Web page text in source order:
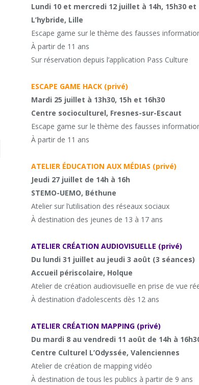
Lundi 10 et mercredi 12 juillet à 14h, 15h30 et
L’hybride, Lille
Escape game sur le thème des fausses
À partir de 11 ans
Sur réservation depuis l’application Pass Culture
ESCAPE GAME HACK (privé)
Mardi 25 juillet à 13h30, 15h et 16h30
Centre socioculturel, Fresnes-sur-Escaut
Escape game sur le thème des fausses
À partir de 11 ans
ATELIER ÉDUCATION AUX MÉDIAS (privé)
Jeudi 27 juillet de 14h à 16h
STEMO-UEMO, Béthune
Atelier sur l’utilisation des réseaux sociaux
À destination des jeunes de 13 à 17 ans
ATELIER CRÉATION AUDIOVISUELLE (privé)
Du lundi 31 juillet au jeudi 3 août (3 séances)
Accueil périscolaire, Holque
Atelier de création audiovisuelle en prise de vue
À destination d’adolescents dès 12 ans
ATELIER CRÉATION MAPPING (privé)
Du mardi 8 au vendredi 11 août de 14h à
Centre Culturel L’Odyssée, Valenciennes
Atelier de création de mapping vidéo
À destination de tous les publics à partir de 9 ans